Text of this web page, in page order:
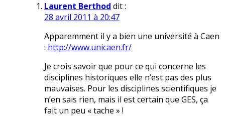
Laurent Berthod dit :
28 avril 2011 à 20:47
Apparemment il y a bien une université à Caen
: http://www.unicaen.fr/
Je crois savoir que pour ce qui concerne les
disciplines historiques elle n’est pas des plus
mauvaises. Pour les disciplines scientifiques je
n’en sais rien, mais il est certain que GES, ça
fait un peu « tache » !